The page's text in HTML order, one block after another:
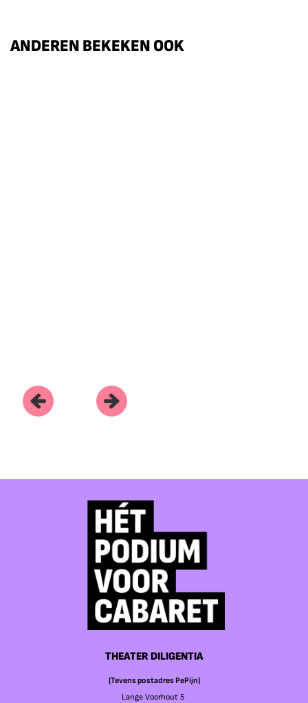
ANDEREN BEKEKEN OOK
THEATER DILIGENTIA
(Tevens postadres PePijn)
Lange Voorhout 5